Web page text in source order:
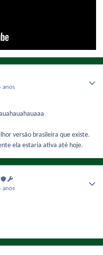
anos
versão brasileira que existe.
ela estaria ativa até hoje.
anos